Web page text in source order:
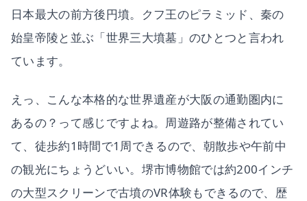
日本最大の前方後円墳。クフ王のピラミッド、秦の
始皇帝陵と並ぶ「世界三大墳墓」のひとつと言われ
ています。
えっ、こんな本格的な世界遺産が大阪の通勤圏内に
あるの？って感じですよね。周遊路が整備されてい
て、徒歩約1時間で1周できるので、朝散歩や午前中
の観光にちょうどいい。堺市博物館では約200インチ
の大型スクリーンで古墳のVR体験もできるので、歴